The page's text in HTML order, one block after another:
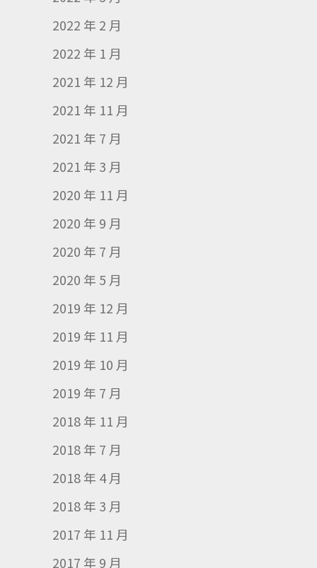
2022 年 2 月
2022 年 1 月
2021 年 12 月
2021 年 11 月
2021 年 7 月
2021 年 3 月
2020 年 11 月
2020 年 9 月
2020 年 7 月
2020 年 5 月
2019 年 12 月
2019 年 11 月
2019 年 10 月
2019 年 7 月
2018 年 11 月
2018 年 7 月
2018 年 4 月
2018 年 3 月
2017 年 11 月
2017 年 9 月